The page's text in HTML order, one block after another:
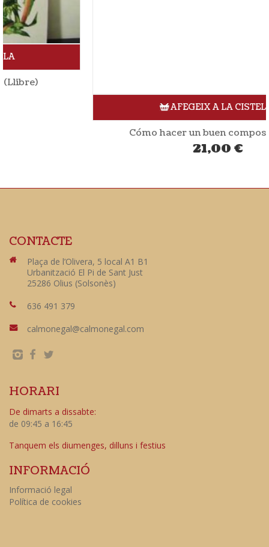
AFEGEIX A LA CISTELLA
Cómo hacer un buen compost (Llibre)
CONTACTE
Plaça de l’Olivera, 5 local A1 B1
Urbanització El Pi de Sant Just
25286 Olius (Solsonès)
636 491 379
calmonegal@calmonegal.com
HORARI
De dimarts a dissabte:
de 09:45 a 16:45
Tanquem els diumenges, dilluns i festius
INFORMACIÓ
Informació legal
Política de cookies